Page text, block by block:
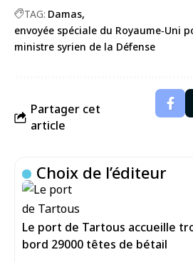
TAG: Damas
envoyée spéciale du Royaume‑Uni
ministre syrien de la Défense
Partager cet
article
Choix de l’éditeur
Le port de Tartous accueille
bord 29000 têtes de bétail